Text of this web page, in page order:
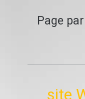
Page
site